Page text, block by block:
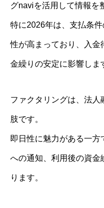
グnaviを活用して情報を
特に2026年は、支払条
性が高まっており、入金
金繰りの安定に影響しま
ファクタリングは、法人
肢です。
即日性に魅力がある一
への通知、利用後の資金
ります。